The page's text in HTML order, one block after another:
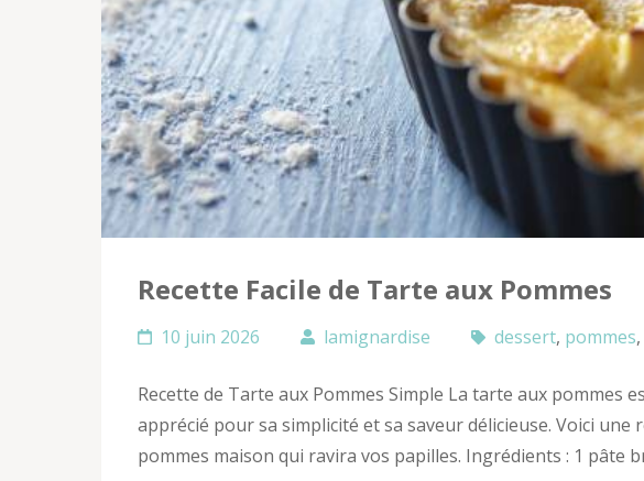
Recette Facile de Tarte aux Pommes
10 juin 2026 lamignardise dessert, pommes,
Recette de Tarte aux Pommes Simple La tarte aux pommes
apprécié pour sa simplicité et sa saveur délicieuse. Voici
pommes maison qui ravira vos papilles. Ingrédients : 1 pâte